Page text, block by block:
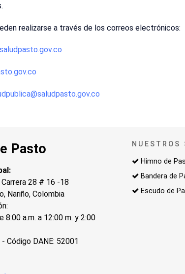
realizarse a través de los correos electrónicos:
Pasto
28 # 16 -18
Nariño, Colombia
8:00 a.m. a 12:00 m. y 2:00
Código DANE: 52001
NUESTROS
Himno de
Bandera de
Escudo de